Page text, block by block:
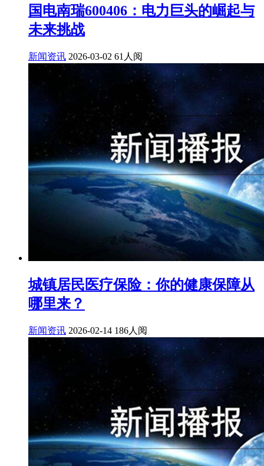
国电南瑞600406：电力巨头的崛起与
未来挑战
新闻资讯 2026-03-02 61人阅
城镇居民医疗保险：你的健康保障从
哪里来？
新闻资讯 2026-02-14 186人阅